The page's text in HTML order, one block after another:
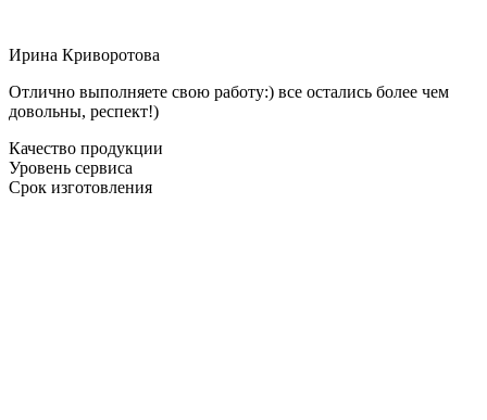
Ирина Криворотова
Отлично выполняете свою работу:) все остались более чем
довольны, респект!)
Качество продукции
Уровень сервиса
Срок изготовления